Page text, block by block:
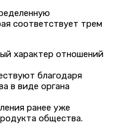
соответствует трем
характер отношений
благодаря
в виде органа
ранее уже
общества.